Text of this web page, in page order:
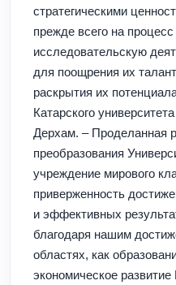
стратегическими
прежде всего на
исследовательскую
для поощрения их
раскрытия их
Катарского
Дерхам. – Проделанная
преобразования
учреждение мирового
приверженность
и эффективных
благодаря нашим
областях, как
экономическое развитие